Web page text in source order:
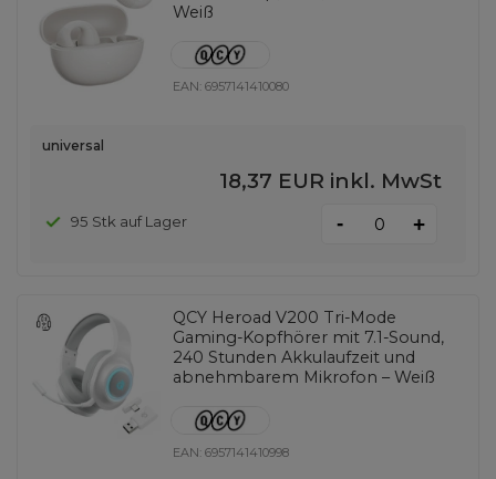
Weiß
EAN:6957141410080
universal
18,37 EUR inkl. MwSt
95 Stk auf Lager - +
QCY Heroad V200 Tri-Mode
Gaming-Kopfhörer mit 7.1-Sound,
240 Stunden Akkulaufzeit und
abnehmbarem Mikrofon – Weiß
EAN:6957141410998